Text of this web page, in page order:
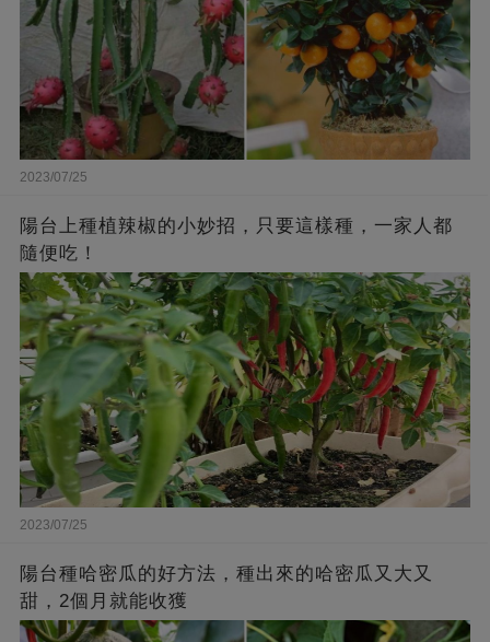
2023/07/25
陽台上種植辣椒的小妙招，只要這樣種，一家人都
隨便吃！
2023/07/25
陽台種哈密瓜的好方法，種出來的哈密瓜又大又
甜，2個月就能收獲